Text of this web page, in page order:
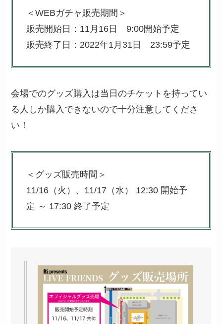
＜WEBガチャ販売期間＞
販売開始日：11月16日 9:00開始予定
販売終了日：2022年1月31日 23:59予定
会場でのグッズ購入は当日のチケットを持ってい
る人しか購入できないので十分注意してくださ
い！
＜グッズ販売時間＞
11/16（火）、11/17（水） 12:30 開始予
定 ～ 17:30 終了予定